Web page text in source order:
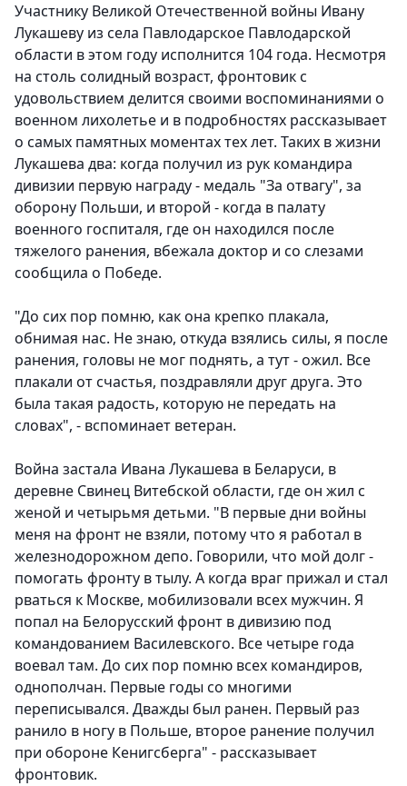
Участнику Великой Отечественной войны Ивану
Лукашеву из села Павлодарское Павлодарской
области в этом году исполнится 104 года. Несмотря
на столь солидный возраст, фронтовик с
удовольствием делится своими воспоминаниями о
военном лихолетье и в подробностях рассказывает
о самых памятных моментах тех лет. Таких в жизни
Лукашева два: когда получил из рук командира
дивизии первую награду - медаль "За отвагу", за
оборону Польши, и второй - когда в палату
военного госпиталя, где он находился после
тяжелого ранения, вбежала доктор и со слезами
сообщила о Победе.
"До сих пор помню, как она крепко плакала,
обнимая нас. Не знаю, откуда взялись силы, я после
ранения, головы не мог поднять, а тут - ожил. Все
плакали от счастья, поздравляли друг друга. Это
была такая радость, которую не передать на
словах", - вспоминает ветеран.
Война застала Ивана Лукашева в Беларуси, в
деревне Свинец Витебской области, где он жил с
женой и четырьмя детьми. "В первые дни войны
меня на фронт не взяли, потому что я работал в
железнодорожном депо. Говорили, что мой долг -
помогать фронту в тылу. А когда враг прижал и стал
рваться к Москве, мобилизовали всех мужчин. Я
попал на Белорусский фронт в дивизию под
командованием Василевского. Все четыре года
воевал там. До сих пор помню всех командиров,
однополчан. Первые годы со многими
переписывался. Дважды был ранен. Первый раз
ранило в ногу в Польше, второе ранение получил
при обороне Кенигсберга" - рассказывает
фронтовик.